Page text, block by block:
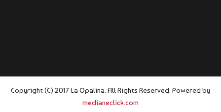
Copyright (C) 2017 La Opalina. All Rights Reserved. Powered by
medianeclick.com